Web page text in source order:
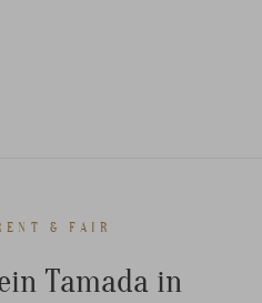
& FAIR
Tamada in